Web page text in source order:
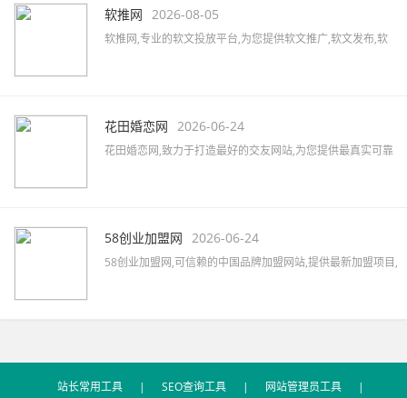
新的服装行业资讯,服装搭配及服装展会信息。
软推网 2026-08-05
软推网,专业的软文投放平台,为您提供软文推广,软文发布,软
资源,助力企业快速提升品牌知名度。
花田婚恋网 2026-06-24
花田婚恋网,致力于打造最好的交友网站,为您提供最真实可靠
58创业加盟网 2026-06-24
58创业加盟网,可信赖的中国品牌加盟网站,提供最新加盟项目,
站长常用工具 | SEO查询工具 | 网站管理员工具 |